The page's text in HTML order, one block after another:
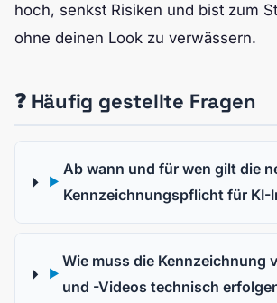
hoch, senkst Risiken und bist zum
ohne deinen Look zu verwässern.
❓ Häufig gestellte Fragen
▶
Ab wann und für wen gilt die
Kennzeichnungspflicht für KI-
▶
Wie muss die Kennzeichnung
und -Videos technisch